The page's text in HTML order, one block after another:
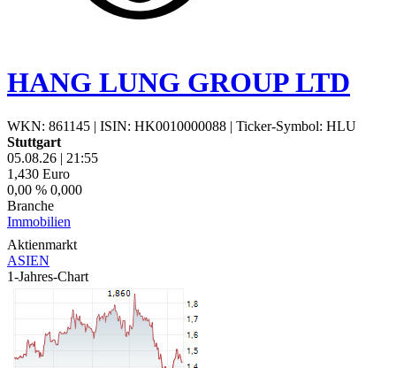
HANG LUNG GROUP LTD
WKN: 861145 | ISIN: HK0010000088 | Ticker-Symbol: HLU
Stuttgart
05.08.26 | 21:55
1,430 Euro
0,00 % 0,000
Branche
Immobilien
Aktienmarkt
ASIEN
1-Jahres-Chart